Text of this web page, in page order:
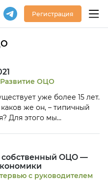
Регистрация
ОЦО
уже более 15 лет.
же он, – типичный
Для этого мы
итоге мы выяснили, что
ОЦО – 7 лет, основной
собственный ОЦО —
с руководителем